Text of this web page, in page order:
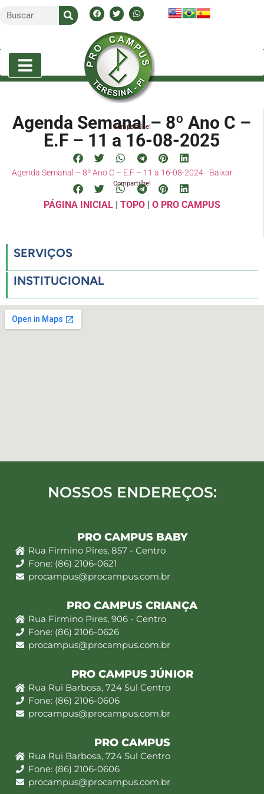
Agenda Semanal – 8º Ano C –
E.F – 11 a 16-08-2025
Compartilhe!
Agenda Semanal – 8º Ano C – E.F – 11 a 16-08-2024 Baixar
Compartilhe!
PÁGINA INICIAL| TOPO| O PRO CAMPUS
SERVIÇOS
INSTITUCIONAL
NOSSOS ENDEREÇOS:
PRO CAMPUS BABY
Rua Firmino Pires, 857 - Centro
Fone: (86) 2106-0621
procampus@procampus.com.br
PRO CAMPUS CRIANÇA
Rua Firmino Pires, 906 - Centro
Fone: (86) 2106-0626
procampus@procampus.com.br
PRO CAMPUS JÚNIOR
Rua Rui Barbosa, 724 Sul Centro
Fone: (86) 2106-0606
procampus@procampus.com.br
PRO CAMPUS
Rua Rui Barbosa, 724 Sul Centro
Fone: (86) 2106-0606
procampus@procampus.com.br